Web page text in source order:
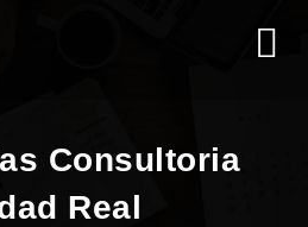
Consultoria
Real